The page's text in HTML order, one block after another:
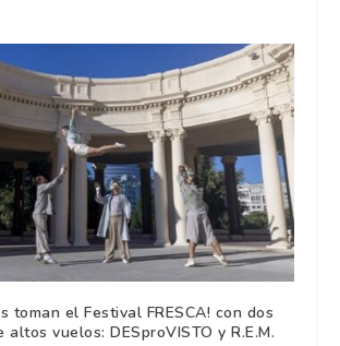
toman el Festival FRESCA! con dos
vuelos: DESproVISTO y R.E.M.